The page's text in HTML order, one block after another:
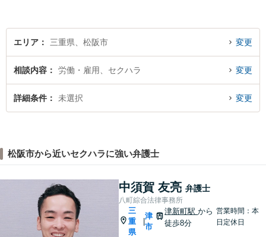
エリア 三重県、松阪市 変更
相談内容 労働・雇用、セクハラ 変更
詳細条件 未選択 変更
松阪市から近いセクハラに強い弁護士
中須賀 友亮 弁護士
八町綜合法律事務所
三
重
県
|
津
市
津新町駅から
徒歩8分
営業時間：本
日定休日